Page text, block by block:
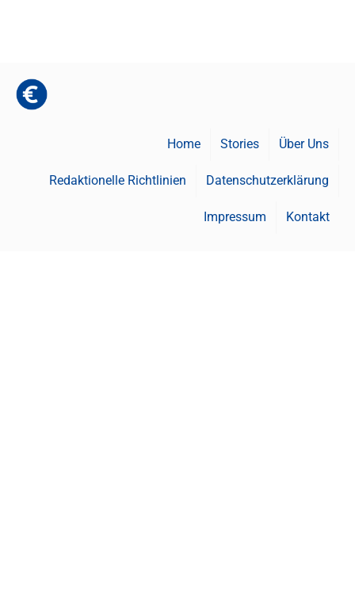
Home Stories Über Uns
Redaktionelle Richtlinien Datenschutzerklärung
Impressum Kontakt